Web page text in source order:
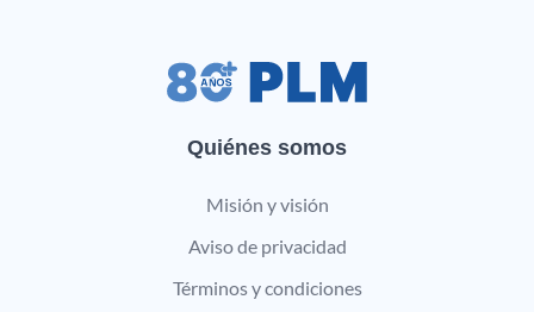
Quiénes somos
Misión y visión
Aviso de privacidad
Términos y condiciones